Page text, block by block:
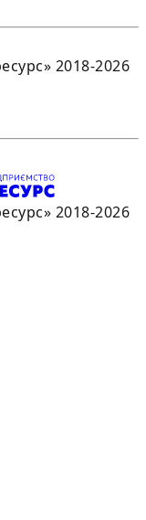
2018-2026
2018-2026